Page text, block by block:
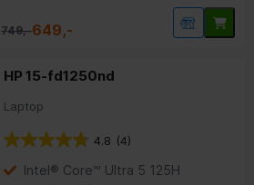
749,-649,-
HP 15-fd1250nd
Laptop
4.8 (4)
Intel® Core™ Ultra 5 125H